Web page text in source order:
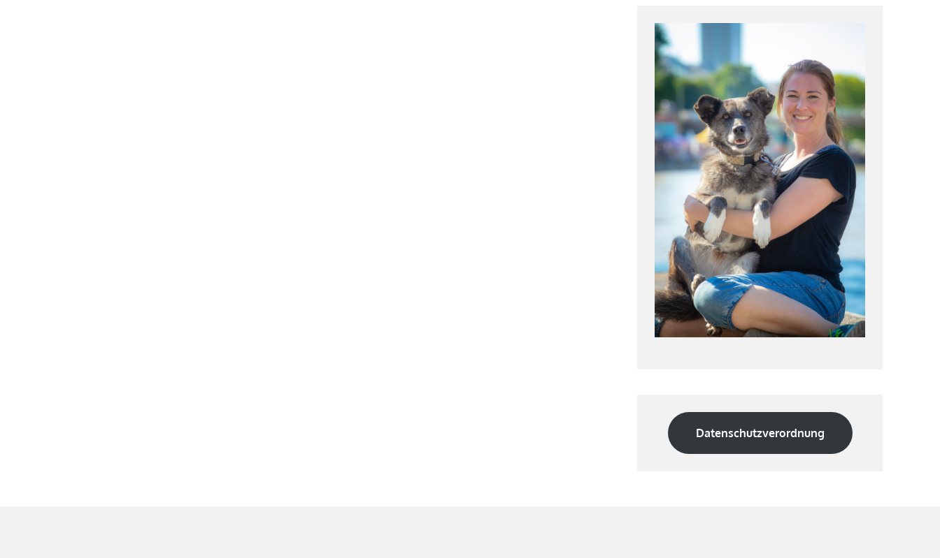
Datenschutzverordnung